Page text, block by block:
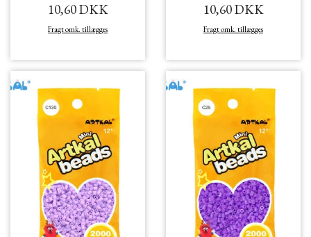
10,60 DKK
Fragt omk. tillægges
10,60 DKK
Fragt omk. tillægges